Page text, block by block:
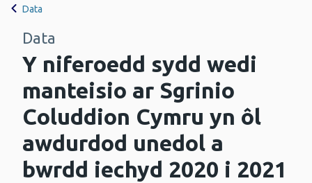
Data
Data
Y niferoedd sydd wedi
manteisio ar Sgrinio
Coluddion Cymru yn ôl
awdurdod unedol a
bwrdd iechyd 2020 i 2021